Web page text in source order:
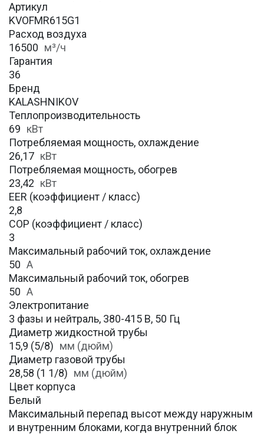
Артикул
KVOFMR615G1
Расход воздуха
16500 м³/ч
Гарантия
36
Бренд
KALASHNIKOV
Теплопроизводительность
69 кВт
Потребляемая мощность, охлаждение
26,17 кВт
Потребляемая мощность, обогрев
23,42 кВт
EER (коэффициент / класс)
2,8
COP (коэффициент / класс)
3
Максимальный рабочий ток, охлаждение
50 A
Максимальный рабочий ток, обогрев
50 А
Электропитание
3 фазы и нейтраль, 380-415 В, 50 Гц
Диаметр жидкостной трубы
15,9 (5/8) мм (дюйм)
Диаметр газовой трубы
28,58 (1 1/8) мм (дюйм)
Цвет корпуса
Белый
Максимальный перепад высот между наружным
и внутренним блоками, когда внутренний блок